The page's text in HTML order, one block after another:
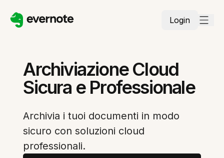
Login
Archiviazione Cloud
Sicura e Professionale
Archivia i tuoi documenti in modo
sicuro con soluzioni cloud
professionali.